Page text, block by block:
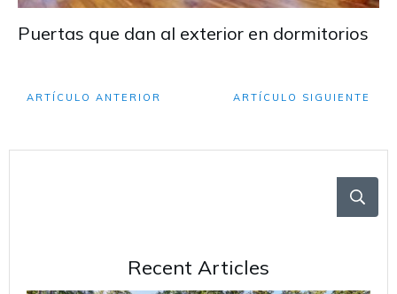
Puertas que dan al exterior en dormitorios
ARTÍCULO ANTERIOR ARTÍCULO SIGUIENTE
Recent Articles